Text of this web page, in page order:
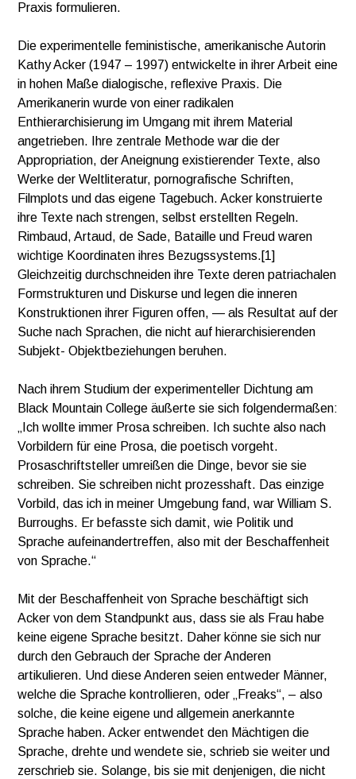
Praxis formulieren.
Die experimentelle feministische, amerikanische Autorin
Kathy Acker (1947 – 1997) entwickelte in ihrer Arbeit eine
in hohen Maße dialogische, reflexive Praxis. Die
Amerikanerin wurde von einer radikalen
Enthierarchisierung im Umgang mit ihrem Material
angetrieben. Ihre zentrale Methode war die der
Appropriation, der Aneignung existierender Texte, also
Werke der Weltliteratur, pornografische Schriften,
Filmplots und das eigene Tagebuch. Acker konstruierte
ihre Texte nach strengen, selbst erstellten Regeln.
Rimbaud, Artaud, de Sade, Bataille und Freud waren
wichtige Koordinaten ihres Bezugssystems.[1]
Gleichzeitig durchschneiden ihre Texte deren patriachalen
Formstrukturen und Diskurse und legen die inneren
Konstruktionen ihrer Figuren offen, — als Resultat auf der
Suche nach Sprachen, die nicht auf hierarchisierenden
Subjekt- Objektbeziehungen beruhen.
Nach ihrem Studium der experimenteller Dichtung am
Black Mountain College äußerte sie sich folgendermaßen:
„Ich wollte immer Prosa schreiben. Ich suchte also nach
Vorbildern für eine Prosa, die poetisch vorgeht.
Prosaschriftsteller umreißen die Dinge, bevor sie sie
schreiben. Sie schreiben nicht prozesshaft. Das einzige
Vorbild, das ich in meiner Umgebung fand, war William S.
Burroughs. Er befasste sich damit, wie Politik und
Sprache aufeinandertreffen, also mit der Beschaffenheit
von Sprache.“
Mit der Beschaffenheit von Sprache beschäftigt sich
Acker von dem Standpunkt aus, dass sie als Frau habe
keine eigene Sprache besitzt. Daher könne sie sich nur
durch den Gebrauch der Sprache der Anderen
artikulieren. Und diese Anderen seien entweder Männer,
welche die Sprache kontrollieren, oder „Freaks“, – also
solche, die keine eigene und allgemein anerkannte
Sprache haben. Acker entwendet den Mächtigen die
Sprache, drehte und wendete sie, schrieb sie weiter und
zerschrieb sie. Solange, bis sie mit denjenigen, die nicht